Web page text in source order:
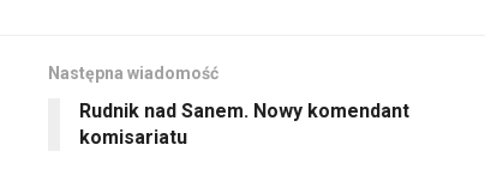
Następna wiadomość
Rudnik nad Sanem. Nowy komendant
komisariatu